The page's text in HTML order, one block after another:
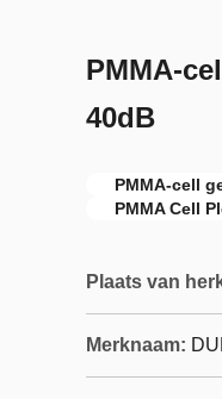
PMMA-
40dB
PMMA-cell
PMMA Cell
Plaats van
Merknaam: